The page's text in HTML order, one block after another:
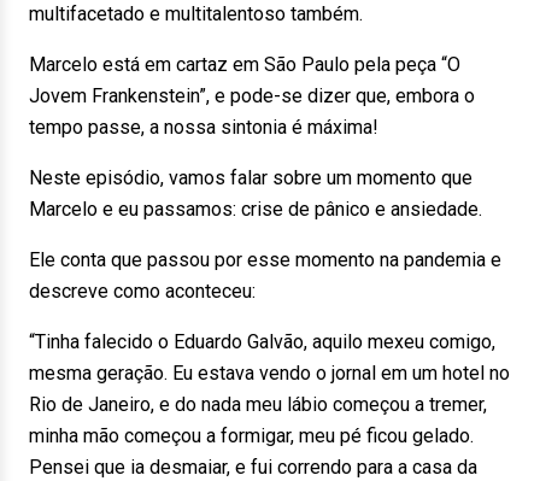
multifacetado e multitalentoso também.
Marcelo está em cartaz em São Paulo pela peça “O
Jovem Frankenstein”, e pode-se dizer que, embora o
tempo passe, a nossa sintonia é máxima!
Neste episódio, vamos falar sobre um momento que
Marcelo e eu passamos: crise de pânico e ansiedade.
Ele conta que passou por esse momento na pandemia e
descreve como aconteceu:
“Tinha falecido o Eduardo Galvão, aquilo mexeu comigo,
mesma geração. Eu estava vendo o jornal em um hotel no
Rio de Janeiro, e do nada meu lábio começou a tremer,
minha mão começou a formigar, meu pé ficou gelado.
Pensei que ia desmaiar, e fui correndo para a casa da